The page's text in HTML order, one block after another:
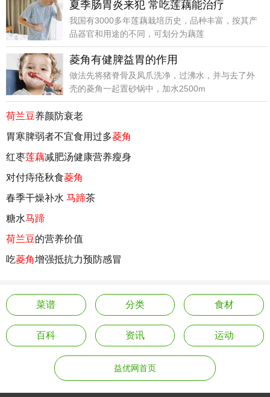
夏季肠胃炎来犯 常吃莲藕能治疗
我国有3000多年莲藕栽培历史，品种丰富，按其产
品器官和用途的不同，可划分为藕莲
菱角有健脾益胃的作用
做法先将猪脊骨及凤爪洗净，过沸水，并与去了外
壳的菱角一起置砂锅中，加水2500m
荷兰豆养颜防衰老
胃寒脾弱者不宜食用过多菱角
红枣莲藕减肥汤健康营养瘦身
对付痔疮秋食菱角
春季干燥补水 马蹄茶
糖水马蹄
荷兰豆的营养价值
吃菱角增强抵抗力预防感冒
菜谱 分类 食材
百科 资讯 运动
益优网首页